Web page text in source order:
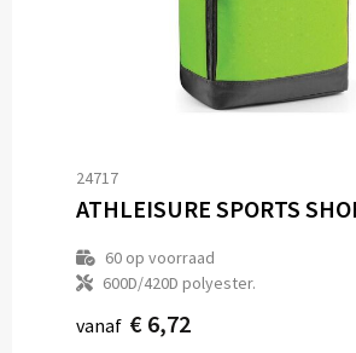
24717
60op voorraad
600D/420D polyester.
vanaf € 6,72